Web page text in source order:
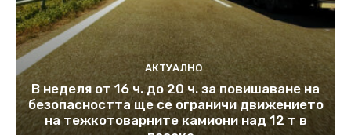
АКТУАЛНО
В неделя от 16 ч. до 20 ч. за повишаване на
безопасността ще се ограничи движението
на тежкотоварните камиони над 12 т в